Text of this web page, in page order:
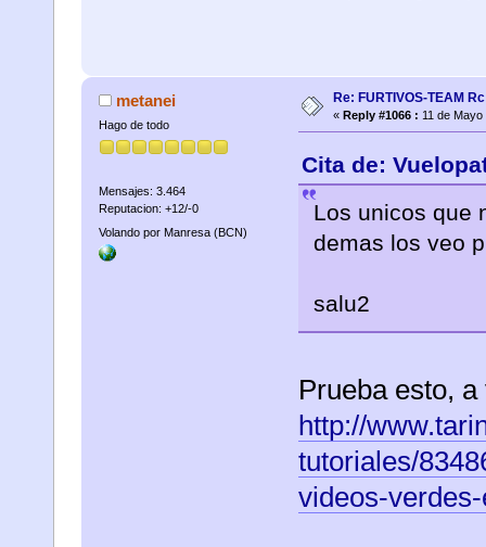
metanei
Hago de todo
Mensajes: 3.464
Reputacion: +12/-0
Volando por Manresa (BCN)
Re: FURTIVOS-TEAM
« Reply #1066 : 11 de
Cita de:
Los unicos que
demas los veo
salu2
Prueba esto,
http://
tutoriales/
videos-